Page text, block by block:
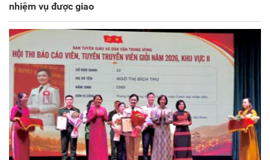
nhiệm vụ được giao